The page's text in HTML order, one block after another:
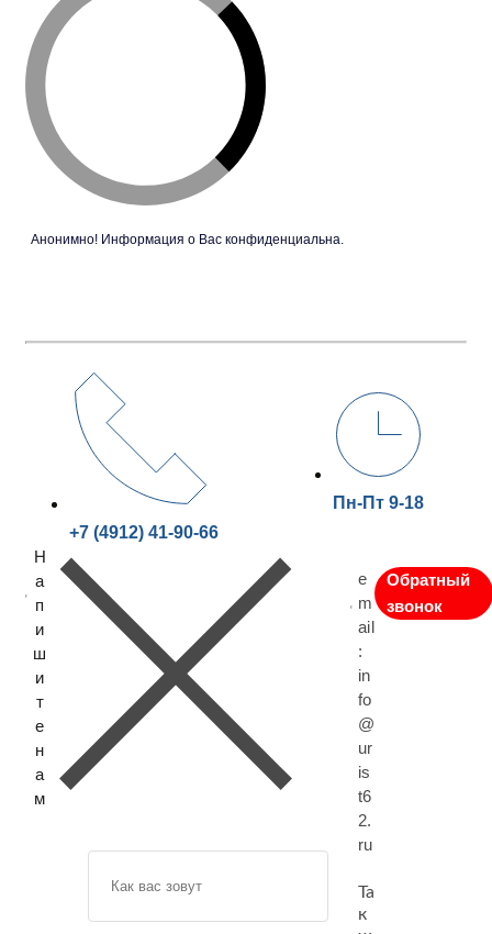
Анонимно! Информация о Вас конфиденциальна.
+7 (4912) 41-90-66
Пн-Пт 9-18
Н
а
п
и
ш
и
т
е
н
а
м
e
m
ail
:
in
fo
@
ur
is
t6
2.
ru
Та
к
Обратный
звонок